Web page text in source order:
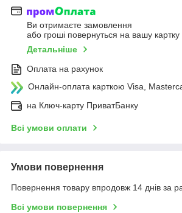
Ви отримаєте замовлення
або гроші повернуться на вашу картку
Детальніше
Оплата на рахунок
Онлайн-оплата карткою Visa,
на Ключ-карту ПриватБанку
Всі умови оплати
Умови повернення
Повернення товару впродовж 14 днів за
Всі умови повернення